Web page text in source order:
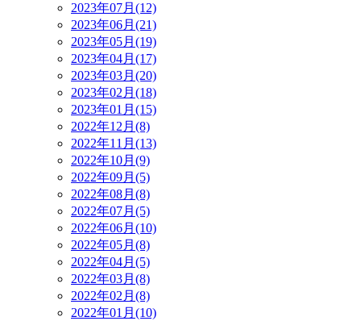
2023年07月(12)
2023年06月(21)
2023年05月(19)
2023年04月(17)
2023年03月(20)
2023年02月(18)
2023年01月(15)
2022年12月(8)
2022年11月(13)
2022年10月(9)
2022年09月(5)
2022年08月(8)
2022年07月(5)
2022年06月(10)
2022年05月(8)
2022年04月(5)
2022年03月(8)
2022年02月(8)
2022年01月(10)